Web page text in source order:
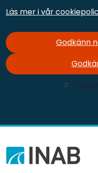
Läs mer i vår
Godkänn